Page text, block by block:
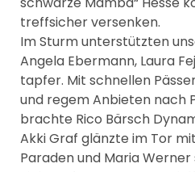
treffsicher versenken.
Im Sturm unterstützten
Angela Ebermann, Laura
tapfer. Mit schnellen
und regem Anbieten nach
brachte Rico Bärsch
Akki Graf glänzte im Tor
Paraden und Maria